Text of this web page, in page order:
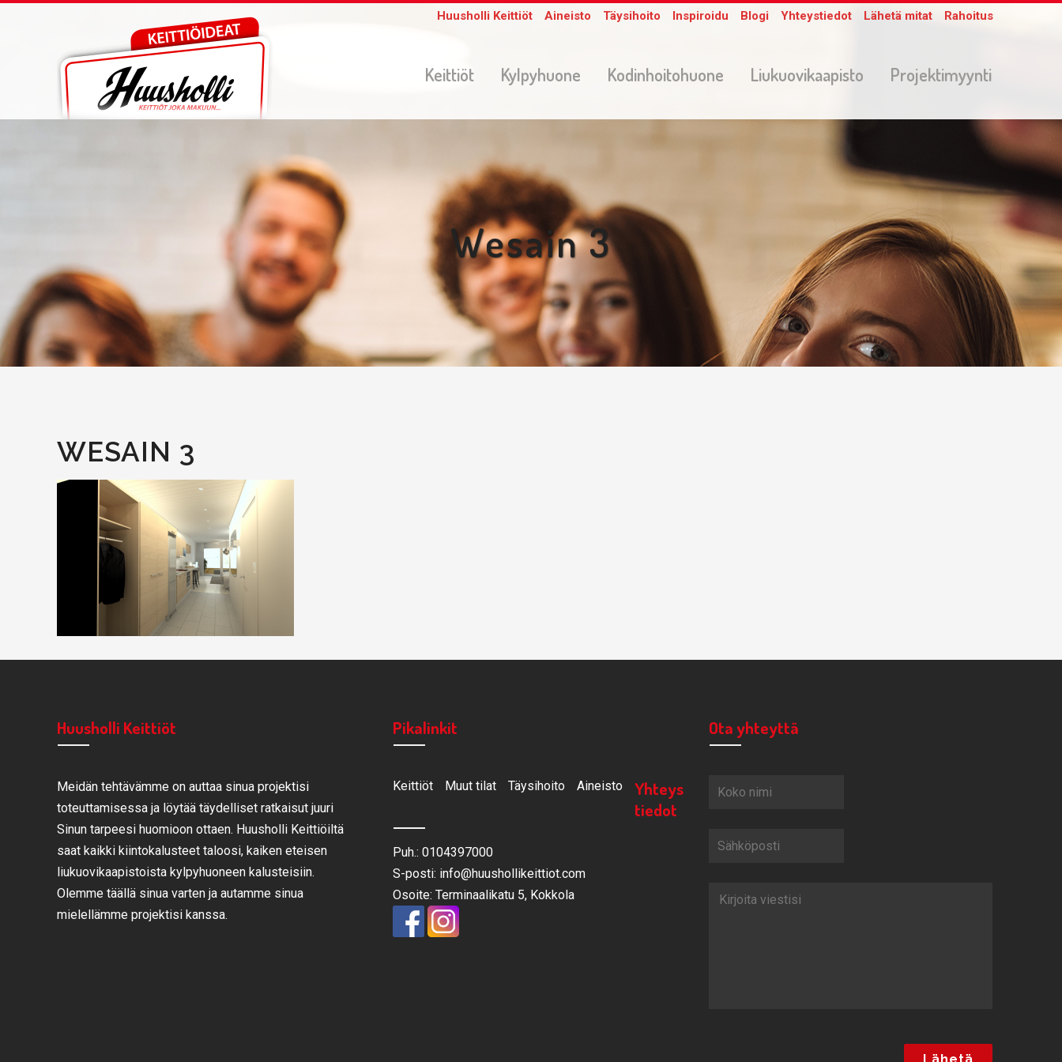
Huusholli Keittiöt Aineisto Täysihoito Inspiroidu Blogi Yhteystiedot Lähetä mitat Rahoitus
Keittiöt Kylpyhuone Kodinhoitohuone Liukuovikaapisto Projektimyynti
Wesain 3
WESAIN 3
Huusholli Keittiöt
Meidän tehtävämme on auttaa sinua projektisi
toteuttamisessa ja löytää täydelliset ratkaisut juuri
Sinun tarpeesi huomioon ottaen. Huusholli Keittiöiltä
saat kaikki kiintokalusteet taloosi, kaiken eteisen
liukuovikaapistoista kylpyhuoneen kalusteisiin.
Olemme täällä sinua varten ja autamme sinua
mielellämme projektisi kanssa.
Pikalinkit
Keittiöt Muut tilat Täysihoito Aineisto
Yhteys
tiedot
Puh.: 0104397000
S-posti: info@huushollikeittiot.com
Osoite: Terminaalikatu 5, Kokkola
Ota yhteyttä